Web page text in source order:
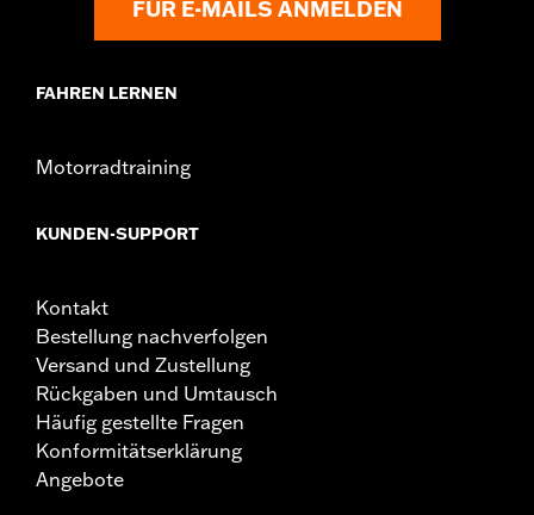
FÜR E-MAILS ANMELDEN
FAHREN LERNEN
Motorradtraining
KUNDEN-SUPPORT
Kontakt
Bestellung nachverfolgen
Versand und Zustellung
Rückgaben und Umtausch
Häufig gestellte Fragen
Konformitätserklärung
Angebote